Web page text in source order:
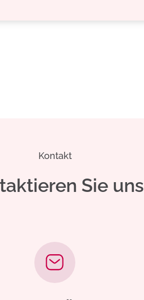
Kontakt
Sie uns